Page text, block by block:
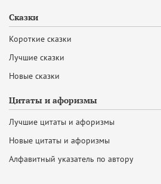
Сказки
Короткие сказки
Лучшие сказки
Новые сказки
Цитаты и афоризмы
Лучшие цитаты и афоризмы
Новые цитаты и афоризмы
Алфавитный указатель по автору